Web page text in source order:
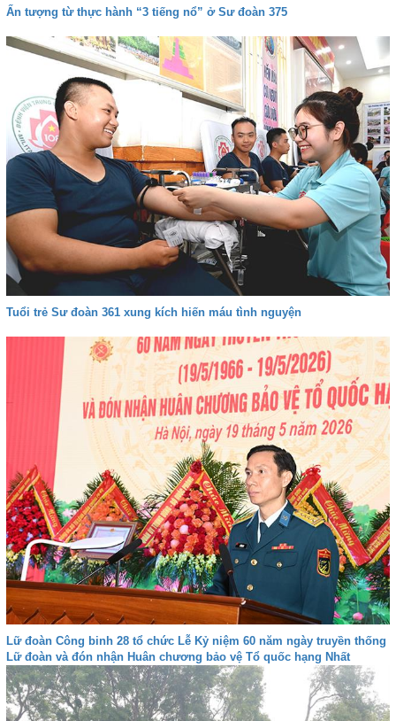
Ấn tượng từ thực hành “3 tiếng nổ” ở Sư đoàn 375
Tuổi trẻ Sư đoàn 361 xung kích hiến máu tình nguyện
Lữ đoàn Công binh 28 tổ chức Lễ Kỷ niệm 60 năm ngày truyền thống
Lữ đoàn và đón nhận Huân chương bảo vệ Tổ quốc hạng Nhất